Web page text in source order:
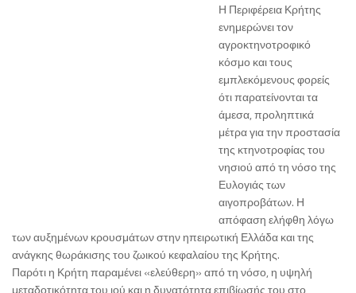
Η Περιφέρεια Κρήτης
ενημερώνει τον
αγροκτηνοτροφικό
κόσμο και τους
εμπλεκόμενους φορείς
ότι παρατείνονται τα
άμεσα, προληπτικά
μέτρα για την προστασία
της κτηνοτροφίας του
νησιού από τη νόσο της
Ευλογιάς των
αιγοπροβάτων. Η
απόφαση ελήφθη λόγω
των αυξημένων κρουσμάτων στην ηπειρωτική Ελλάδα και της
ανάγκης θωράκισης του ζωικού κεφαλαίου της Κρήτης.
Παρότι η Κρήτη παραμένει «ελεύθερη» από τη νόσο, η υψηλή
μεταδοτικότητα του ιού και η δυνατότητα επιβίωσής του στο